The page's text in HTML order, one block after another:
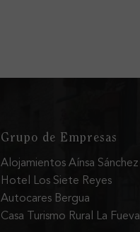
Grupo de Empresas
Alojamientos Aínsa Sánchez
Hotel Los Siete Reyes
Autocares Bergua
Casa Turismo Rural La Fueva